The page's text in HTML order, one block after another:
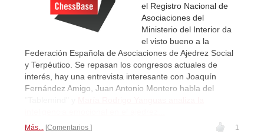
el Registro Nacional de
Asociaciones del
Ministerio del Interior da
el visto bueno a la
Federación Española de Asociaciones de Ajedrez Social
y Terpéutico. Se repasan los congresos actuales de
interés, hay una entrevista interesante con Joaquín
Fernández Amigo, Juan Antonio Montero habla del
Más... Comentarios 1